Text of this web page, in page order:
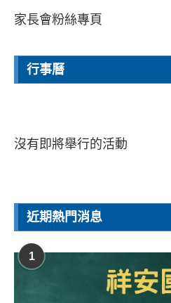
家長會粉絲專頁
行事曆
沒有即將舉行的活動
近期熱門消息
1